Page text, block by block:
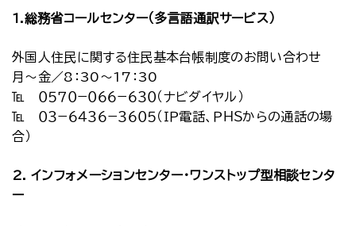
1.総務省コールセンター（多言語通訳サービス）
外国人住民に関する住民基本台帳制度のお問い合わせ
月～金／8：30～17：30
℡ ０５７０−０６６−６３０（ナビダイヤル）
℡ ０３−６４３６−３６０５（ＩＰ電話、ＰＨＳからの通話の場
合）
2. インフォメーションセンター・ワンストップ型相談センタ
ー